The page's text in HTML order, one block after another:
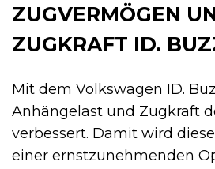
ZUGVERMÖGEN
ZUGKRAFT ID.
Mit dem Volkswagen ID.
Anhängelast und Zugkraft
verbessert. Damit wird
einer ernstzunehmenden